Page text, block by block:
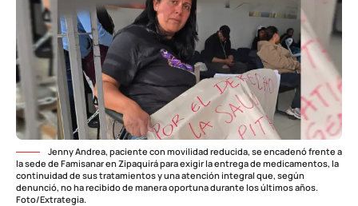
Jenny Andrea, paciente con movilidad reducida, se encadenó frente a
la sede de Famisanar en Zipaquirá para exigir la entrega de medicamentos, la
continuidad de sus tratamientos y una atención integral que, según
denunció, no ha recibido de manera oportuna durante los últimos años.
Foto/Extrategia.